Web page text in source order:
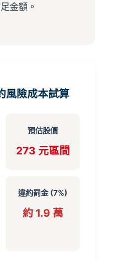
金額。
風險成本試算
預估股價
273 元區間
違約罰金 (7%)
約 1.9 萬